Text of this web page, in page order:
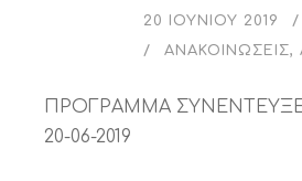
20 ΙΟΥΝΊΟΥ 2019
ΑΝΑΚΟΙΝΏΣΕΙΣ,
ΠΡΟΓΡΑΜΜΑ
20-06-2019